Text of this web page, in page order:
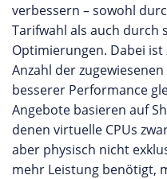
verbessern – sowohl
Tarifwahl als auch durch
Optimierungen. Dabei
Anzahl der
besserer Performance
Angebote basieren auf
denen virtuelle CPUs
aber physisch nicht
mehr Leistung benötigt,